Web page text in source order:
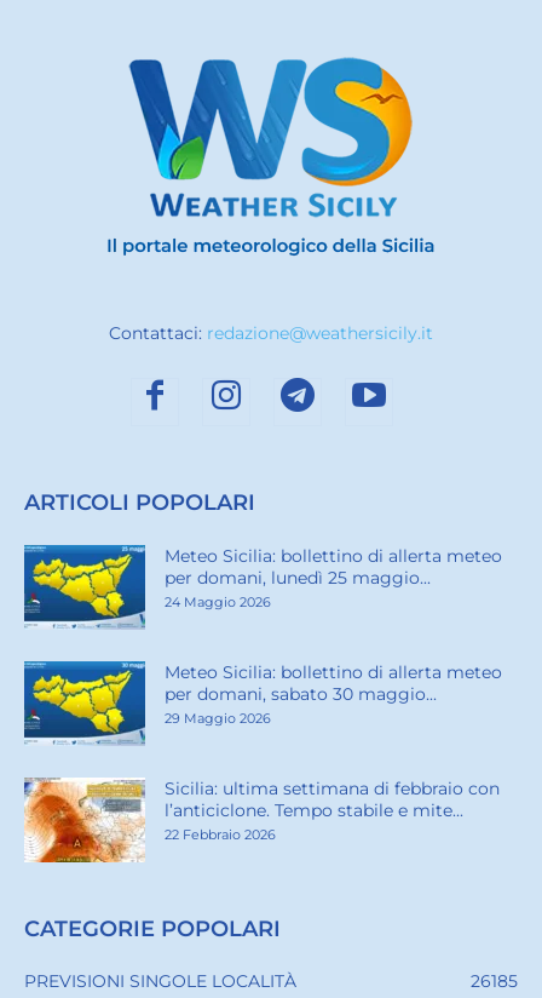
Contattaci: redazione@weathersicily.it
ARTICOLI POPOLARI
Meteo Sicilia: bollettino di allerta meteo
per domani, lunedì 25 maggio...
24 Maggio 2026
Meteo Sicilia: bollettino di allerta meteo
per domani, sabato 30 maggio...
29 Maggio 2026
Sicilia: ultima settimana di febbraio con
l’anticiclone. Tempo stabile e mite...
22 Febbraio 2026
CATEGORIE POPOLARI
PREVISIONI SINGOLE LOCALITÀ
26185